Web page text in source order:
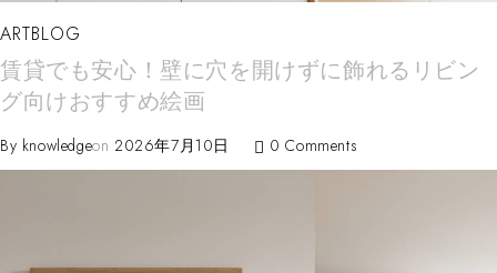
ARTBLOG
賃貸でも安心！壁に穴を開けずに飾れるリビン
グ向けおすすめ絵画
By knowledgeon 2026年7月10日 0 Comments